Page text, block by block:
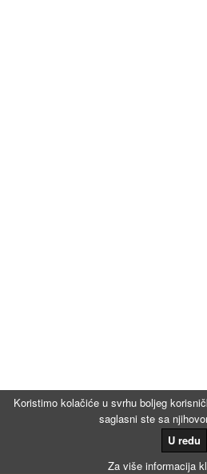
Koristimo kolačiće u svrhu boljeg
saglasni ste sa
U redu
Za više informacija